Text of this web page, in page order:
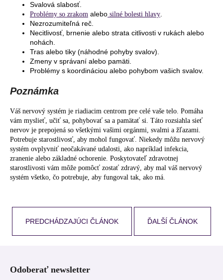
Svalová slabosť.
Problémy so zrakom alebo silné bolesti hlavy
Nezrozumiteľná reč.
Necitlivosť, brnenie alebo strata citlivosti v rukách alebo
nohách.
Tras alebo tiky (náhodné pohyby svalov).
Zmeny v správaní alebo pamäti.
Problémy s koordináciou alebo pohybom vašich svalov.
Poznámka
Váš nervový systém je riadiacim centrom pre celé vaše telo. Pomáha
vám myslieť, učiť sa, pohybovať sa a pamätať si. Táto rozsiahla sieť
nervov je prepojená so všetkými vašimi orgánmi, svalmi a žľazami.
Potrebuje starostlivosť, aby mohol fungovať. Niekedy môžu nervový
systém ovplyvniť neočakávané udalosti, ako napríklad infekcia,
zranenie alebo základné ochorenie. Poskytovateľ zdravotnej
starostlivosti vám môže pomôcť zostať zdravý, aby mal váš nervový
systém všetko, čo potrebuje, aby fungoval tak, ako má.
PREDCHÁDZAJÚCI ČLÁNOK ĎALŠÍ ČLÁNOK
Odoberať newsletter